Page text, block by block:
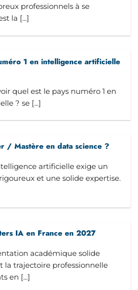
professionnels à se
la [...]
1 en intelligence artificielle
quel est le pays numéro 1 en
? se [...]
/ Mastère en data science ?
artificielle exige un
et une solide expertise.
IA en France en 2027
académique solide
la trajectoire professionnelle
en [...]